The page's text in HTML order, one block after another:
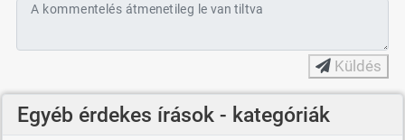
A kommentelés átmenetileg le van tiltva
Küldés
Egyéb érdekes írások - kategóriák